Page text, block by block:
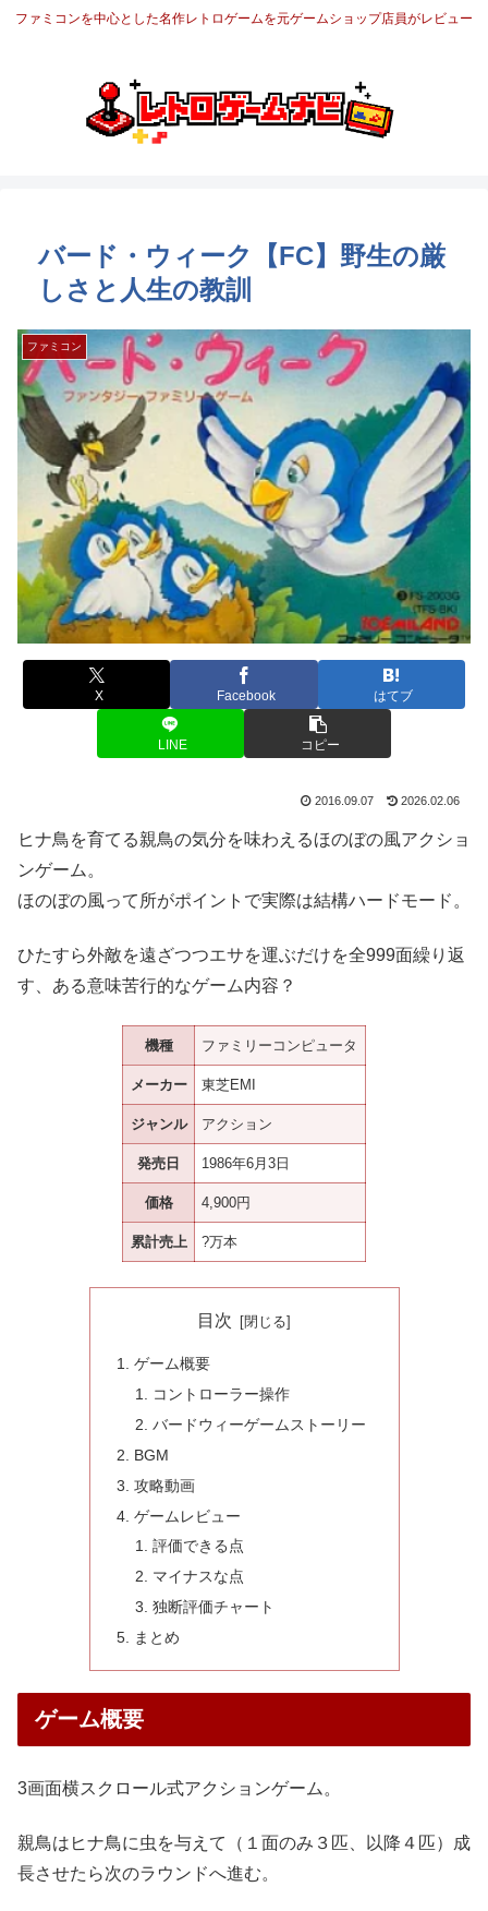
ファミコンを中心とした名作レトロゲームを元ゲームショップ店員がレビュー
バード・ウィーク【FC】野生の厳
しさと人生の教訓
ファミコン
X Facebook はてブ
LINE コピー
2016.09.07 2026.02.06
ヒナ鳥を育てる親鳥の気分を味わえるほのぼの風アクショ
ンゲーム。
ほのぼの風って所がポイントで実際は結構ハードモード。
ひたすら外敵を遠ざつつエサを運ぶだけを全999面繰り返
す、ある意味苦行的なゲーム内容？
機種 ファミリーコンピュータ
メーカー 東芝EMI
ジャンル アクション
発売日 1986年6月3日
価格 4,900円
累計売上 ?万本
目次
ゲーム概要
コントローラー操作
バードウィーゲームストーリー
BGM
攻略動画
ゲームレビュー
評価できる点
マイナスな点
独断評価チャート
まとめ
ゲーム概要
3画面横スクロール式アクションゲーム。
親鳥はヒナ鳥に虫を与えて（１面のみ３匹、以降４匹）成
長させたら次のラウンドへ進む。